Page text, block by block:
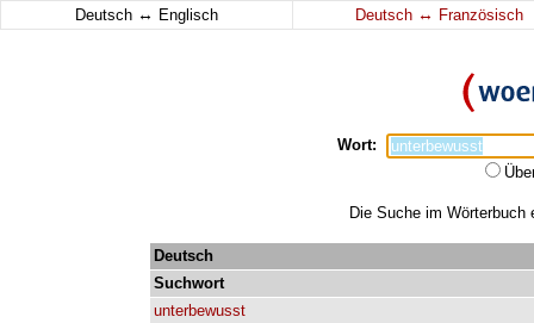
Deutsch ↔ Englisch Deutsch ↔ Französisch
Wort:
Die Suche im Wörterbuch
Deutsch
Suchwort
unterbewusst